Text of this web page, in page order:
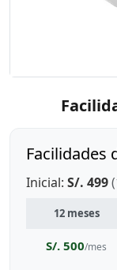
Facilidades
Inicial: S/. 499
12 meses
S/. 500/mes